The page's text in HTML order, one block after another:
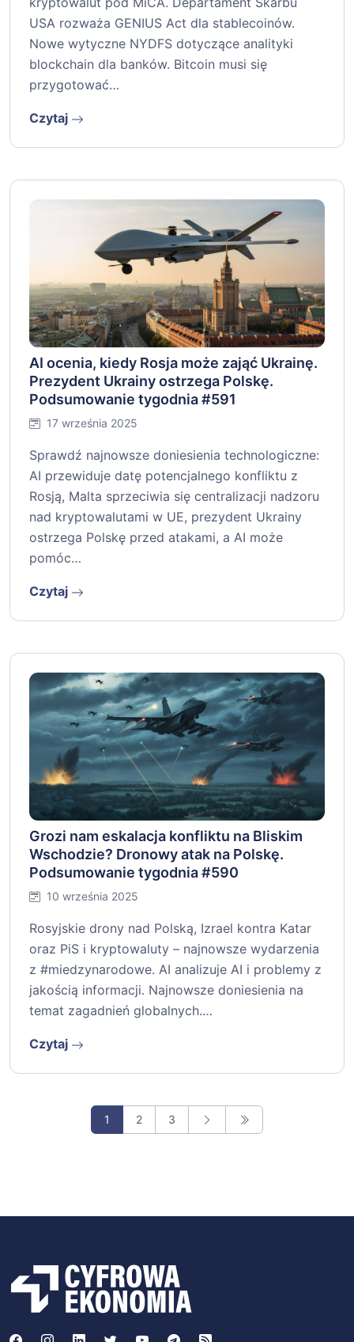
USA rozważa GENIUS Act dla stablecoinów.
Nowe wytyczne NYDFS dotyczące analityki
blockchain dla banków. Bitcoin musi się
przygotować…
Czytaj
AI ocenia, kiedy Rosja może zająć Ukrainę.
Prezydent Ukrainy ostrzega Polskę.
Podsumowanie tygodnia #591
17 września 2025
Sprawdź najnowsze doniesienia technologiczne:
AI przewiduje datę potencjalnego konfliktu z
Rosją, Malta sprzeciwia się centralizacji nadzoru
nad kryptowalutami w UE, prezydent Ukrainy
ostrzega Polskę przed atakami, a AI może
pomóc…
Czytaj
Grozi nam eskalacja konfliktu na Bliskim
Wschodzie? Dronowy atak na Polskę.
Podsumowanie tygodnia #590
10 września 2025
Rosyjskie drony nad Polską, Izrael kontra Katar
oraz PiS i kryptowaluty – najnowsze wydarzenia
z #miedzynarodowe. AI analizuje AI i problemy z
jakością informacji. Najnowsze doniesienia na
temat zagadnień globalnych.…
Czytaj
1 2 3